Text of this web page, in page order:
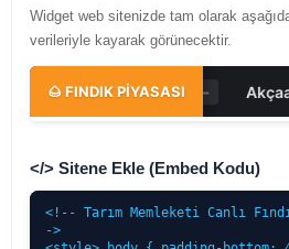
Widget web sitenizde tam olarak
verileriyle kayarak görünecektir.
</> Sitene Ekle (Embed Kodu)
<!-- Tarım Memleketi Canlı
->